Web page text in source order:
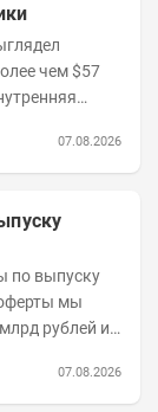
чем $57
07.08.2026
мы
рублей из
07.08.2026